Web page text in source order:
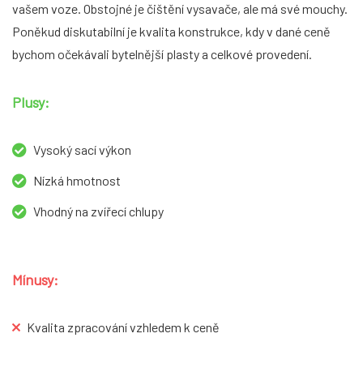
vašem voze. Obstojné je čištění vysavače, ale má své mouchy.
Poněkud diskutabilní je kvalita konstrukce, kdy v dané ceně
bychom očekávali bytelnější plasty a celkové provedení.
Plusy:
Vysoký sací výkon
Nízká hmotnost
Vhodný na zvířecí chlupy
Mínusy:
Kvalita zpracování vzhledem k ceně